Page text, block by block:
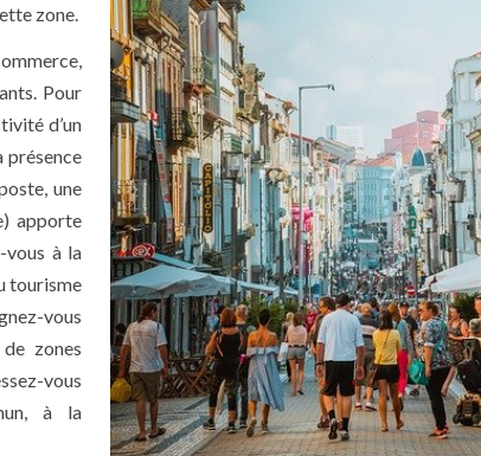
zone.
Pour
d’un
présence
une
apporte
vous à la
tourisme
vous
zones
vous
à la